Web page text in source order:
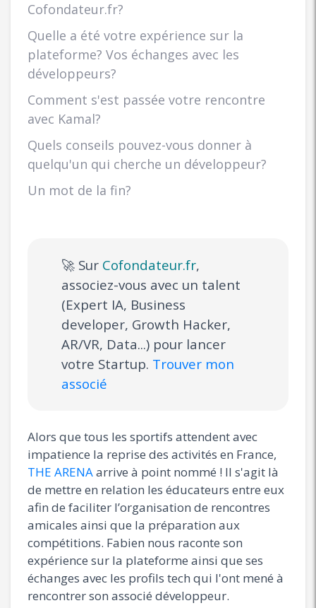
Cofondateur.fr?
Quelle a été votre expérience sur la
plateforme? Vos échanges avec les
développeurs?
Comment s'est passée votre rencontre
avec Kamal?
Quels conseils pouvez-vous donner à
quelqu'un qui cherche un développeur?
Un mot de la fin?
🚀 Sur Cofondateur.fr,
associez-vous avec un talent
(Expert IA, Business
developer, Growth Hacker,
AR/VR, Data...) pour lancer
votre Startup. Trouver mon
associé
Alors que tous les sportifs attendent avec
impatience la reprise des activités en France,
THE ARENAarrive à point nommé ! Il s'agit là
de mettre en relation les éducateurs entre eux
afin de faciliter l’organisation de rencontres
amicales ainsi que la préparation aux
compétitions. Fabien nous raconte son
expérience sur la plateforme ainsi que ses
échanges avec les profils tech qui l'ont mené à
rencontrer son associé développeur.